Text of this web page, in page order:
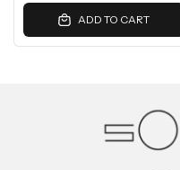
ADD TO CART